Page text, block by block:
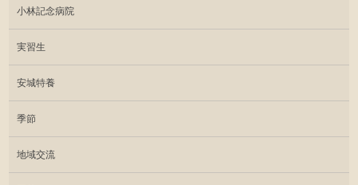
小林記念病院
実習生
安城特養
季節
地域交流